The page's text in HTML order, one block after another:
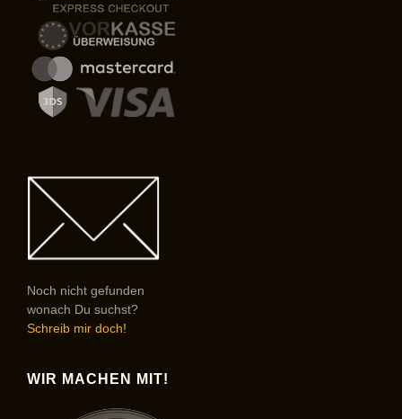
Noch nicht gefunden
wonach Du suchst?
Schreib mir doch!
WIR MACHEN MIT!